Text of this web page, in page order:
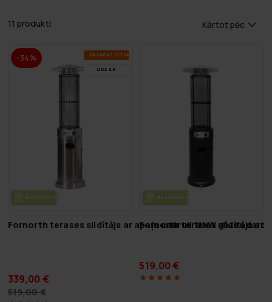
11 produkti Kārtot pēc
-34% VA­SA­RAS IZ­SKA­ŅA
LĪDZ 9.8.
BEZ­MAK­SAS PIE­GĀ­DE
Fornorth terases sildītājs ar apaļu cauruli 11kW gāzes
339,00 €
519,00 €
BEZ­MAK­SAS PIE­GĀ­DE
Fornorth terases sildītājs ar
519,00 €